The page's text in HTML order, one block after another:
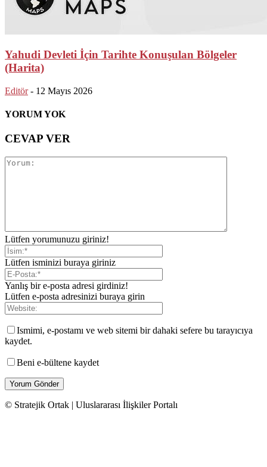
Yahudi Devleti İçin Tarihte Konuşulan Bölgeler
(Harita)
Editör - 12 Mayıs 2026
YORUM YOK
CEVAP VER
Lütfen yorumunuzu giriniz!
Lütfen isminizi buraya giriniz
Yanlış bir e-posta adresi girdiniz!
Lütfen e-posta adresinizi buraya girin
Ismimi, e-postamı ve web sitemi bir dahaki sefere bu tarayıcıya
kaydet.
Beni e-bültene kaydet
© Stratejik Ortak | Uluslararası İlişkiler Portalı